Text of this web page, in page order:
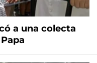
a una colecta